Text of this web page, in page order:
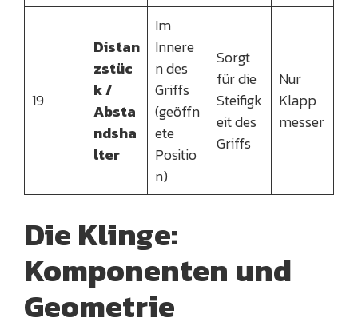
19
Distan
zstüc
k /
Absta
ndsha
lter
Im
Innere
n des
Griffs
(geöffn
ete
Positio
n)
Sorgt
für die
Steifigk
eit des
Griffs
Nur
Klapp
messer
Die Klinge:
Komponenten und
Geometrie